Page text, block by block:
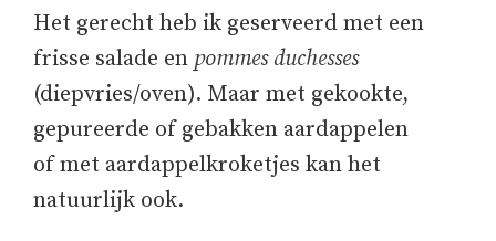
Het gerecht heb ik geserveerd met een
frisse salade en pommes duchesses
(diepvries/oven). Maar met gekookte,
gepureerde of gebakken aardappelen
of met aardappelkroketjes kan het
natuurlijk ook.